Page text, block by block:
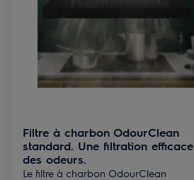
Filtre à charbon OdourClean
standard. Une filtration efficace
des odeurs.
Le filtre à charbon OdourClean